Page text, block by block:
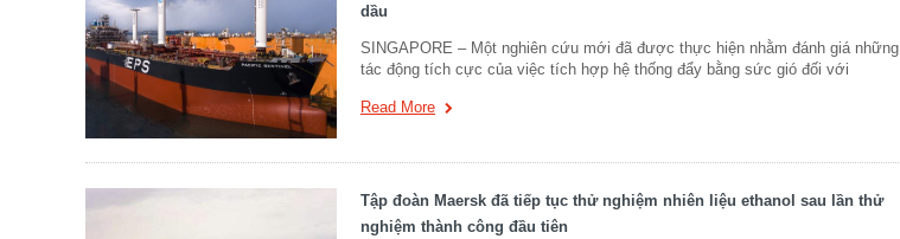
dầu
SINGAPORE – Một nghiên cứu mới đã được thực hiện nhằm đánh giá những
tác động tích cực của việc tích hợp hệ thống đẩy bằng sức gió đối với
Read More
Tập đoàn Maersk đã tiếp tục thử nghiệm nhiên liệu ethanol sau lần thử
nghiệm thành công đầu tiên